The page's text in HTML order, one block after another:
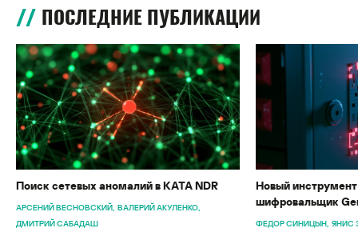
ПОСЛЕДНИЕ ПУБЛИКАЦИИ
Поиск сетевых аномалий в KATA NDR
АРСЕНИЙ ВЕСНОВСКИЙ ВАЛЕРИЙ АКУЛЕНКО
ДМИТРИЙ САБАДАШ
Новый
шифровальщик
ФЕДОР СИНИЦЫН ЯНИС